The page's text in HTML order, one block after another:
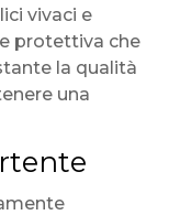
vivaci e
protettiva che
la qualità
una